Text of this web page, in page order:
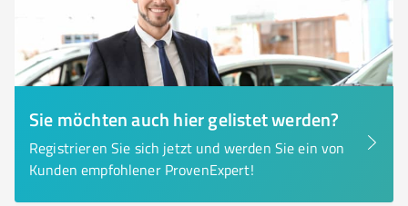
Sie möchten auch hier gelistet werden?
Registrieren Sie sich jetzt und werden Sie ein von
Kunden empfohlener ProvenExpert!